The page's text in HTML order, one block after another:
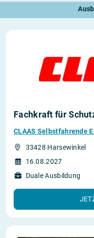
Fachkraft für
CLAAS Selbstfahrende
33428 Harsewinkel
16.08.2027
Duale Ausbildung